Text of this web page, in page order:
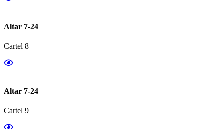
Altar 7-24
Cartel 8
Altar 7-24
Cartel 9